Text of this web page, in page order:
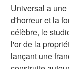
Universal a
d'horreur et la
célèbre, le
l'or de la
lançant une